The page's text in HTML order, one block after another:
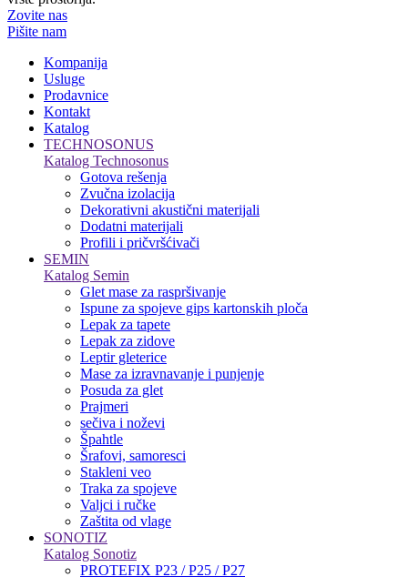
Zovite nas
Pišite nam
Kompanija
Usluge
Prodavnice
Kontakt
Katalog
TECHNOSONUS
Katalog Technosonus
Gotova rešenja
Zvučna izolacija
Dekorativni akustični materijali
Dodatni materijali
Profili i pričvršćivači
SEMIN
Katalog Semin
Glet mase za raspršivanje
Ispune za spojeve gips kartonskih ploča
Lepak za tapete
Lepak za zidove
Leptir gleterice
Mase za izravnavanje i punjenje
Posuda za glet
Prajmeri
sečiva i noževi
Špahtle
Šrafovi, samoresci
Stakleni veo
Traka za spojeve
Valjci i ručke
Zaštita od vlage
SONOTIZ
Katalog Sonotiz
PROTEFIX P23 / P25 / P27